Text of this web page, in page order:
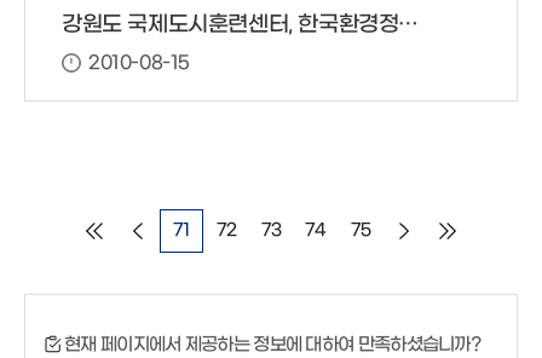
강원도 국제도시훈련센터, 한국환경정책·평가연구원과 업무협약 체결!
2010-08-15
71 72 73 74 75
현재 페이지에서 제공하는 정보에 대하여 만족하셨습니까?